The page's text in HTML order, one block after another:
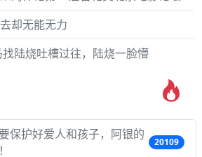
却无能无力
陆烧吐槽过往，陆烧一脸懵
保护好爱人和孩子，阿银的
20109